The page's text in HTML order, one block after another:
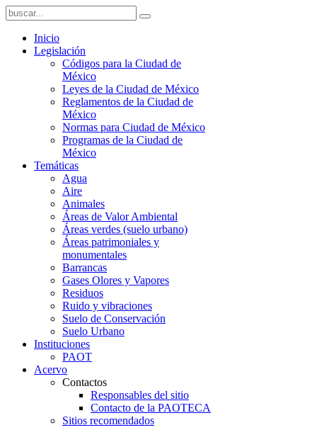
Inicio
Legislación
Códigos para la Ciudad de
México
Leyes de la Ciudad de México
Reglamentos de la Ciudad de
México
Normas para Ciudad de México
Programas de la Ciudad de
México
Temáticas
Agua
Aire
Animales
Áreas de Valor Ambiental
Áreas verdes (suelo urbano)
Áreas patrimoniales y
monumentales
Barrancas
Gases Olores y Vapores
Residuos
Ruido y vibraciones
Suelo de Conservación
Suelo Urbano
Instituciones
PAOT
Acervo
Contactos
Responsables del sitio
Contacto de la PAOTECA
Sitios recomendados